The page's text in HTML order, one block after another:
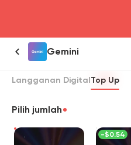
Gemini
Langganan DigitalTop Up
Pilih jumlah
-$0.54